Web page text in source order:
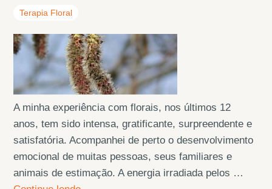
Terapia Floral
A minha experiência com florais, nos últimos 12
anos, tem sido intensa, gratificante, surpreendente e
satisfatória. Acompanhei de perto o desenvolvimento
emocional de muitas pessoas, seus familiares e
animais de estimação. A energia irradiada pelos …